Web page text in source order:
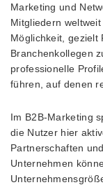
Marketing und
Mitgliedern
Möglichkeit, gezielt
Branchenkollegen
professionelle
führen, auf denen
Im B2B-Marketing
die Nutzer hier
Partnerschaften
Unternehmen